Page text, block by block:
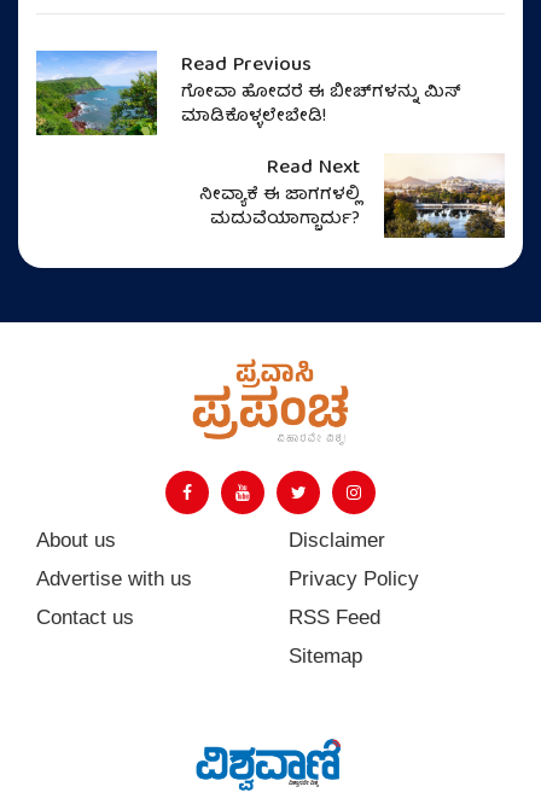
Read Previous
ಗೋವಾ ಹೋದರೆ ಈ ಬೀಚ್‌ಗಳನ್ನು ಮಿಸ್‌
ಮಾಡಿಕೊಳ್ಳಲೇಬೇಡಿ!
Read Next
ನೀವ್ಯಾಕೆ ಈ ಜಾಗಗಳಲ್ಲಿ
ಮದುವೆಯಾಗ್ಬಾರ್ದು?
About us
Advertise with us
Contact us
Disclaimer
Privacy Policy
RSS Feed
Sitemap